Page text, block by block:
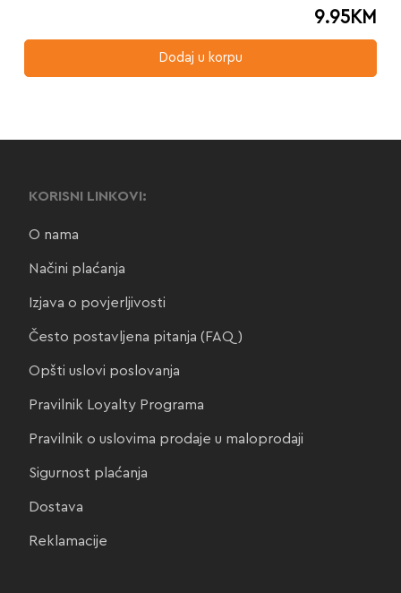
9.95KM
Dodaj u korpu
KORISNI LINKOVI:
O nama
Načini plaćanja
Izjava o povjerljivosti
Često postavljena pitanja (FAQ)
Opšti uslovi poslovanja
Pravilnik Loyalty Programa
Pravilnik o uslovima prodaje u maloprodaji
Sigurnost plaćanja
Dostava
Reklamacije